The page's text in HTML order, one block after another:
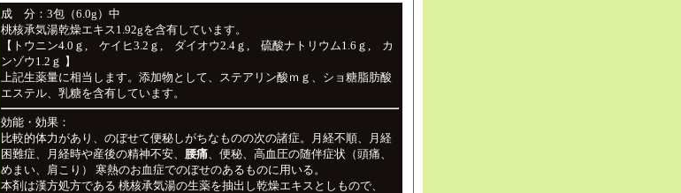
成 分：3包（6.0g）中
桃核承気湯乾燥エキス1.92gを含有しています。
【トウニン4.0ｇ, ケイヒ3.2ｇ, ダイオウ2.4ｇ, 硫酸ナトリウム1.6ｇ, カ
ンゾウ1.2ｇ 】
上記生薬量に相当します。添加物として、ステアリン酸ｍｇ、ショ糖脂肪酸
エステル、乳糖を含有しています。
効能・効果：
比較的体力があり、のぼせて便秘しがちなものの次の諸症。月経不順、月経
困難症、月経時や産後の精神不安、 腰痛、便秘、高血圧の随伴症状（頭痛、
めまい、肩こり） 寒熱のお血症でのぼせのあるものに用いる。
本剤は漢方処方である 桃核承気湯の生薬を抽出し乾燥エキスとしもので、